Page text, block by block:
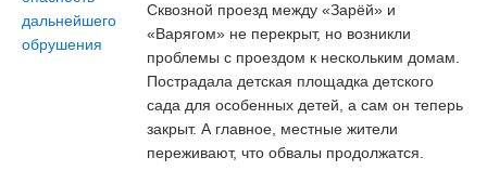
Сквозной проезд между «Зарёй» и
«Варягом» не перекрыт, но возникли
проблемы с проездом к нескольким домам.
Пострадала детская площадка детского
сада для особенных детей, а сам он теперь
закрыт. А главное, местные жители
переживают, что обвалы продолжатся.